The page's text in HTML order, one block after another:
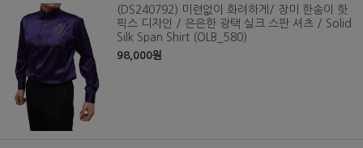
(DS240792) 미련없이 화려하게/ 장미 한송이 핫
픽스 디자인 / 은은한 광택 실크 스판 셔츠 / Solid
Silk Span Shirt (OLB_580)
98,000원